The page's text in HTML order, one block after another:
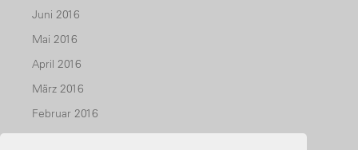
Juni 2016
Mai 2016
April 2016
März 2016
Februar 2016
Januar 2016